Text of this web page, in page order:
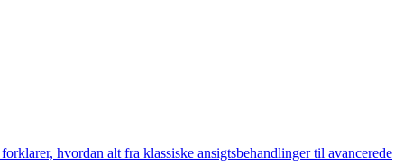
hvordan alt fra klassiske ansigtsbehandlinger til avancerede